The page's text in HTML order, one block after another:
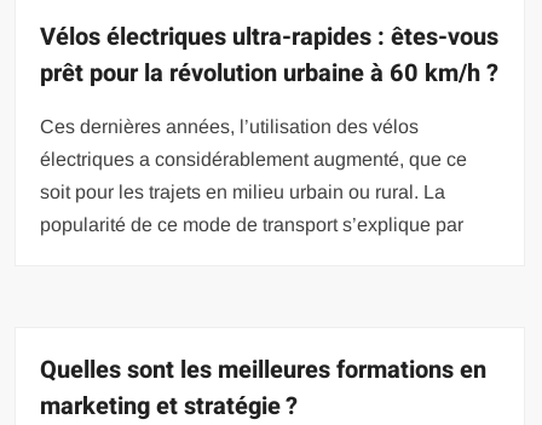
Vélos électriques ultra-rapides : êtes-vous
prêt pour la révolution urbaine à 60 km/h ?
Ces dernières années, l’utilisation des vélos
électriques a considérablement augmenté, que ce
soit pour les trajets en milieu urbain ou rural. La
popularité de ce mode de transport s’explique par
Quelles sont les meilleures formations en
marketing et stratégie ?